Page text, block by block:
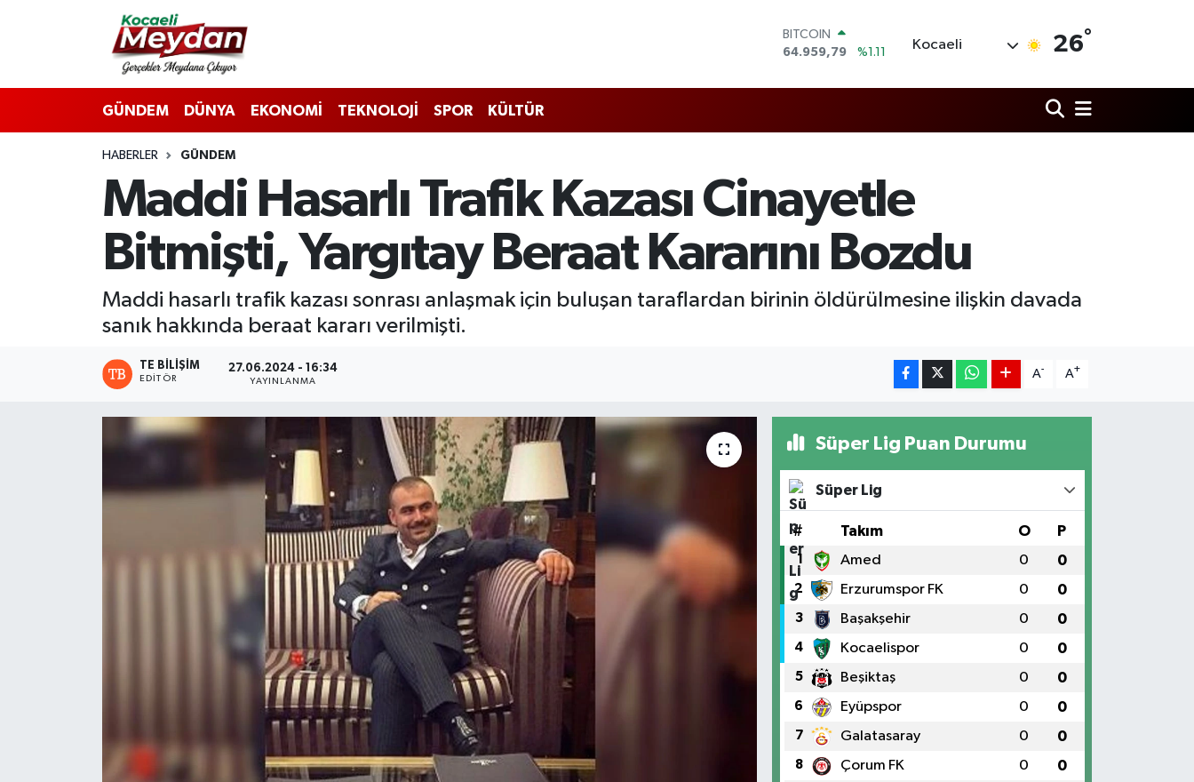
DOLAR
47,7436
%0.18
55,2510
%0.32
13.779
%-14
BITCOIN
64.959,79
Kocaeli 26°
GÜNDEM DÜNYA EKONOMİ TEKNOLOJİ SPOR KÜLTÜR
HABERLER GÜNDEM
Maddi Hasarlı Trafik Kazası Cinayetle
Bitmişti, Yargıtay Beraat Kararını Bozdu
Maddi hasarlı trafik kazası sonrası anlaşmak için buluşan taraflardan birinin öldürülmesine ilişkin davada
sanık hakkında beraat kararı verilmişti.
TE BILIŞIM
EDITÖR
27.06.2024 - 16:34
YAYINLANMA
A- A+
Süper Lig Puan Durumu
Süper Lig
# Takım O P
1 Amed 0 0
2 Erzurumspor FK 0 0
3 Başakşehir 0 0
4 Kocaelispor 0 0
5 Beşiktaş 0 0
6 Eyüpspor 0 0
7 Galatasaray 0 0
8 Çorum FK 0 0
Nöbetçi Eczaneler
Hava Durumu
Trafik Durumu
Süper Lig Puan Durumu ve Fikstür
Tüm Manşetler
Son Dakika Haberleri